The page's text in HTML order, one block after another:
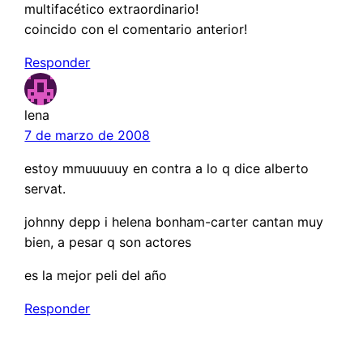
multifacético extraordinario!
coincido con el comentario anterior!
Responder
lena
7 de marzo de 2008
estoy mmuuuuuy en contra a lo q dice alberto
servat.
johnny depp i helena bonham-carter cantan muy
bien, a pesar q son actores
es la mejor peli del año
Responder